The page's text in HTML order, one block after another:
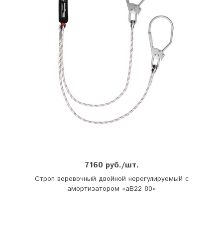
7160 руб./шт.
Строп веревочный двойной нерегулируемый с
амортизатором «аВ22 80»